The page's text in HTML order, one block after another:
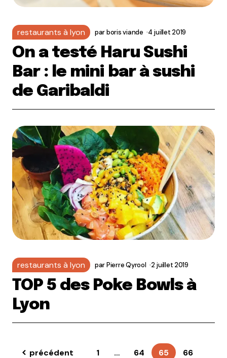
restaurants à lyon parboris viande 4 juillet 2019
On a testé Haru Sushi
Bar : le mini bar à sushi
de Garibaldi
restaurants à lyon parPierre Qyrool 2 juillet 2019
TOP 5 des Poke Bowls à
Lyon
précédent 1 … 64 65
66